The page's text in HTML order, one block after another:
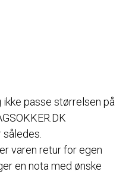
passe størrelsen på
varen retur for egen
en nota med ønske